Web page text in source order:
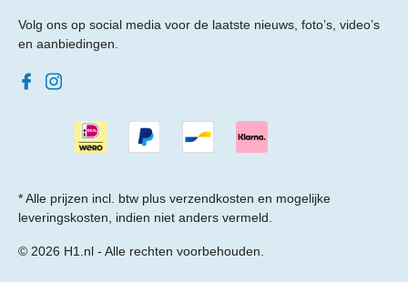
Volg ons op social media voor de laatste nieuws, foto’s, video’s
en aanbiedingen.
* Alle prijzen incl. btw plus verzendkosten en mogelijke
leveringskosten, indien niet anders vermeld.
© 2026 H1.nl - Alle rechten voorbehouden.